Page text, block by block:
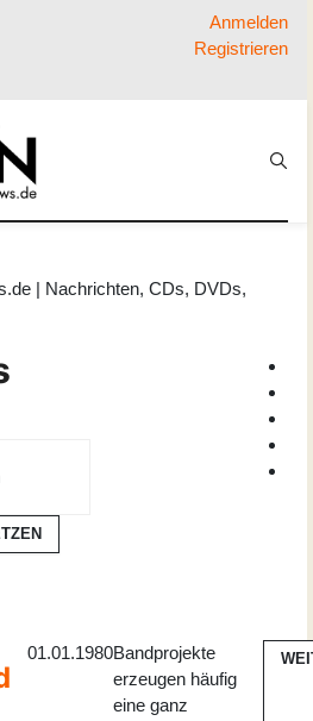
Anmelden
Registrieren
| Nachrichten, CDs, DVDs,
01.01.1980Bandprojekte
erzeugen häufig
eine ganz